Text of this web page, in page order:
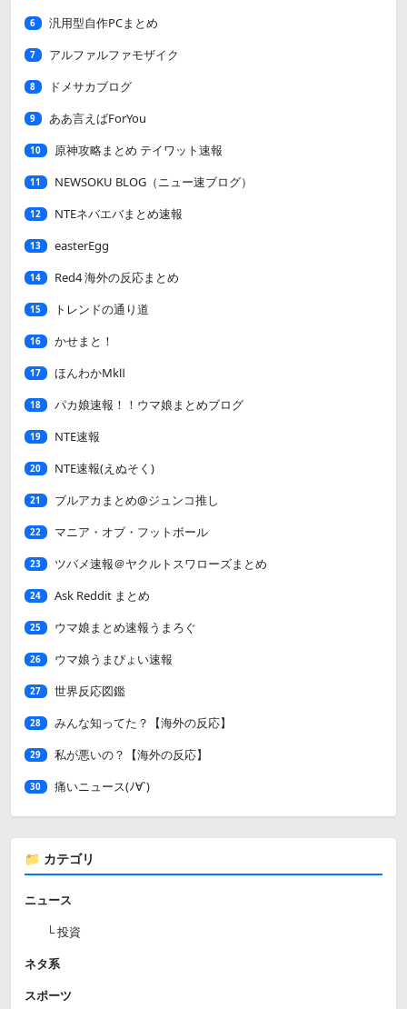
6 汎用型自作PCまとめ
7 アルファルファモザイク
8 ドメサカブログ
9 ああ言えばForYou
10 原神攻略まとめ テイワット速報
11 NEWSOKU BLOG（ニュー速ブログ）
12 NTEネバエバまとめ速報
13 easterEgg
14 Red4 海外の反応まとめ
15 トレンドの通り道
16 かせまと！
17 ほんわかMkⅡ
18 パカ娘速報！！ウマ娘まとめブログ
19 NTE速報
20 NTE速報(えぬそく)
21 ブルアカまとめ@ジュンコ推し
22 マニア・オブ・フットボール
23 ツバメ速報＠ヤクルトスワローズまとめ
24 Ask Reddit まとめ
25 ウマ娘まとめ速報うまろぐ
26 ウマ娘うまぴょい速報
27 世界反応図鑑
28 みんな知ってた？【海外の反応】
29 私が悪いの？【海外の反応】
30 痛いニュース(ﾉ∀`)
📁 カテゴリ
ニュース
└ 投資
ネタ系
スポーツ